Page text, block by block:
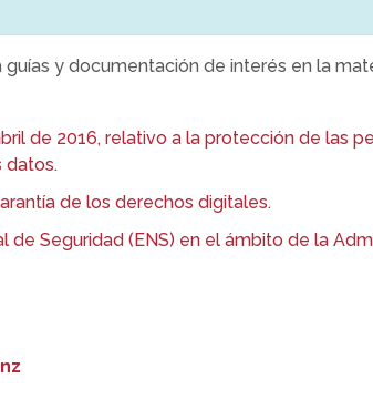
y documentación de interés en la
de 2016, relativo a la protección de las
datos.
de los derechos digitales.
Seguridad (ENS) en el ámbito de la